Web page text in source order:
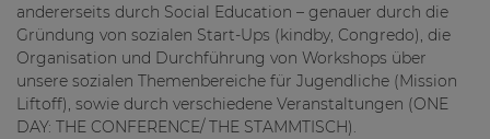
andererseits durch Social Education – genauer durch die
Gründung von sozialen Start-Ups (kindby, Congredo), die
Organisation und Durchführung von Workshops über
unsere sozialen Themenbereiche für Jugendliche (Mission
Liftoff), sowie durch verschiedene Veranstaltungen (ONE
DAY: THE CONFERENCE/ THE STAMMTISCH).